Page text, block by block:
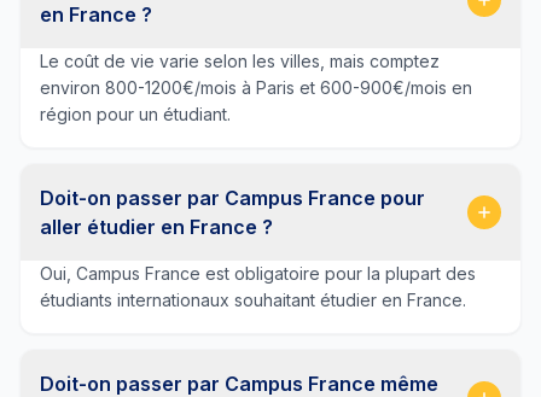
en France ?
Le coût de vie varie selon les villes, mais comptez
environ 800-1200€/mois à Paris et 600-900€/mois en
région pour un étudiant.
Doit-on passer par Campus France pour
aller étudier en France ?
Oui, Campus France est obligatoire pour la plupart des
étudiants internationaux souhaitant étudier en France.
Doit-on passer par Campus France même